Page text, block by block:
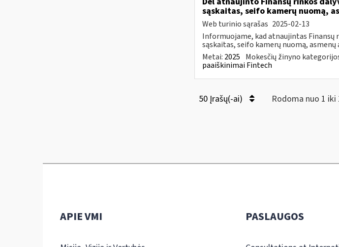
sąskaitas, seifo kamerų nuomą,
Web turinio sąrašas 2025-02-13
Informuojame, kad atnaujintas Finansų
sąskaitas, seifo kamerų nuomą, asmenų
Metai: 2025 Mokesčių žinyno
paaiškinimai Fintech
50 Įrašų(-ai) Rodoma nuo 1 iki
APIE VMI PASLAUGOS